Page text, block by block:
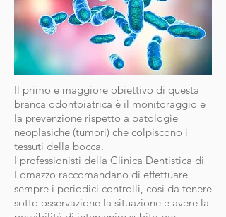
Il primo e maggiore obiettivo di questa
branca odontoiatrica è il monitoraggio e
la prevenzione rispetto a patologie
neoplasiche (tumori) che colpiscono i
tessuti della bocca.
I professionisti della Clinica Dentistica di
Lomazzo raccomandano di effettuare
sempre i periodici controlli, così da tenere
sotto osservazione la situazione e avere la